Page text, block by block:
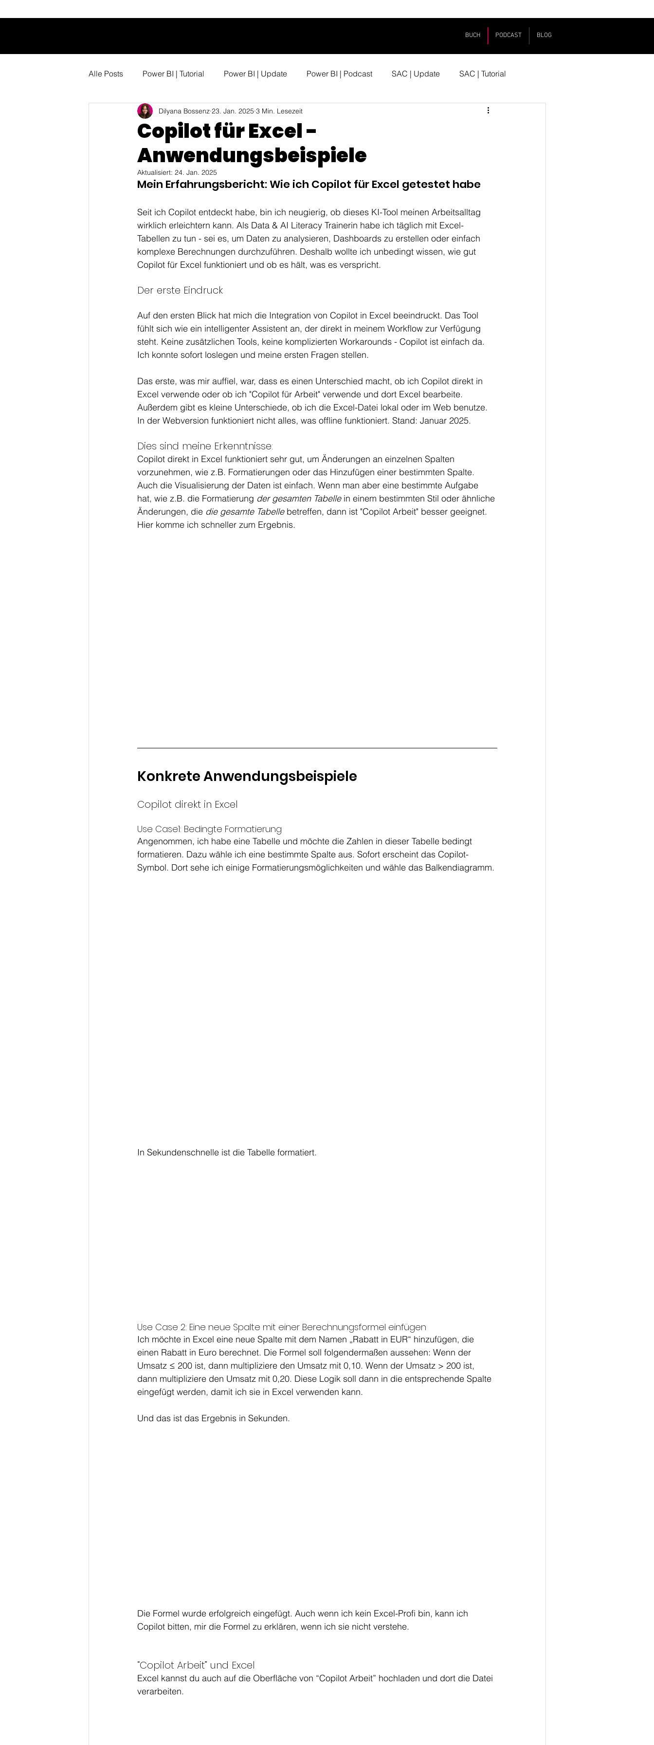
BUCH PODCAST BLOG
Alle Posts Power BI | Tutorial Power BI | Update Power BI | Podcast SAC | Update SAC | Tutorial
Copilot für Excel -
Anwendungsbeispiele
Dilyana Bossenz 23. Jan. 2025 3 Min. Lesezeit
Aktualisiert: 24. Jan. 2025
Mein Erfahrungsbericht: Wie ich Copilot für Excel getestet habe
Seit ich Copilot entdeckt habe, bin ich neugierig, ob dieses KI-Tool meinen Arbeitsalltag
wirklich erleichtern kann. Als Data & AI Literacy Trainerin habe ich täglich mit Excel-
Tabellen zu tun - sei es, um Daten zu analysieren, Dashboards zu erstellen oder einfach
komplexe Berechnungen durchzuführen. Deshalb wollte ich unbedingt wissen, wie gut
Copilot für Excel funktioniert und ob es hält, was es verspricht.
Der erste Eindruck
Auf den ersten Blick hat mich die Integration von Copilot in Excel beeindruckt. Das Tool
fühlt sich wie ein intelligenter Assistent an, der direkt in meinem Workflow zur Verfügung
steht. Keine zusätzlichen Tools, keine komplizierten Workarounds - Copilot ist einfach da.
Ich konnte sofort loslegen und meine ersten Fragen stellen.
Das erste, was mir auffiel, war, dass es einen Unterschied macht, ob ich Copilot direkt in
Excel verwende oder ob ich "Copilot für Arbeit" verwende und dort Excel bearbeite.
Außerdem gibt es kleine Unterschiede, ob ich die Excel-Datei lokal oder im Web benutze.
In der Webversion funktioniert nicht alles, was offline funktioniert. Stand: Januar 2025.
Dies sind meine Erkenntnisse:
Copilot direkt in Excel funktioniert sehr gut, um Änderungen an einzelnen Spalten
vorzunehmen, wie z.B. Formatierungen oder das Hinzufügen einer bestimmten Spalte.
Auch die Visualisierung der Daten ist einfach. Wenn man aber eine bestimmte Aufgabe
hat, wie z.B. die Formatierung der gesamten Tabelle in einem bestimmten Stil oder ähnliche
Änderungen, die die gesamte Tabelle betreffen, dann ist "Copilot Arbeit" besser geeignet.
Hier komme ich schneller zum Ergebnis.
Konkrete Anwendungsbeispiele
Copilot direkt in Excel
Use Case1: Bedingte Formatierung
Angenommen, ich habe eine Tabelle und möchte die Zahlen in dieser Tabelle bedingt
formatieren. Dazu wähle ich eine bestimmte Spalte aus. Sofort erscheint das Copilot-
Symbol. Dort sehe ich einige Formatierungsmöglichkeiten und wähle das Balkendiagramm.
In Sekundenschnelle ist die Tabelle formatiert.
Use Case 2: Eine neue Spalte mit einer Berechnungsformel einfügen
Ich möchte in Excel eine neue Spalte mit dem Namen „Rabatt in EUR“ hinzufügen, die
einen Rabatt in Euro berechnet. Die Formel soll folgendermaßen aussehen: Wenn der
Umsatz ≤ 200 ist, dann multipliziere den Umsatz mit 0,10. Wenn der Umsatz > 200 ist,
dann multipliziere den Umsatz mit 0,20. Diese Logik soll dann in die entsprechende Spalte
eingefügt werden, damit ich sie in Excel verwenden kann.
Und das ist das Ergebnis in Sekunden.
Die Formel wurde erfolgreich eingefügt. Auch wenn ich kein Excel-Profi bin, kann ich
Copilot bitten, mir die Formel zu erklären, wenn ich sie nicht verstehe.
“Copilot Arbeit” und Excel
Excel kannst du auch auf die Oberfläche von “Copilot Arbeit” hochladen und dort die Datei
verarbeiten.